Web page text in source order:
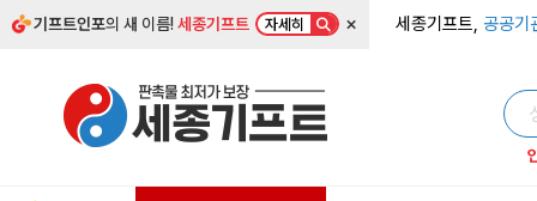
기프트인포의 새 이름!세종기프트 자세히 × 세종기프트, 공공기